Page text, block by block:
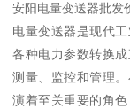
安阳电量变送器批发
电量变送器是现代
各种电力参数转换
测量、监控和管理
演着至关重要的角